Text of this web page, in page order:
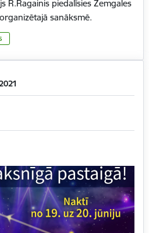
R.Ragainis piedalīsies Zemgales
sanāksmē.